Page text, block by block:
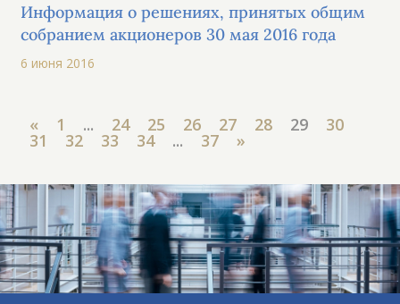
Информация о решениях, принятых общим
собранием акционеров 30 мая 2016 года
6 июня 2016
« 1 ... 24 25 26 27 28 29 30
31 32 33 34 ... 37 »